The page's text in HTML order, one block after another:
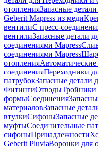
отопленияЗапасные
Geberit Mapress из меди
вентилиС пресс-
вентилиЗапасные детали
соединениями Mapress
соединениями Mapress
отопленияАвтоматические
соединенияПереходники
патрубокЗапасные детали
ФитингиОтводыТройники
формыСоединения
материаловЗапасные
втулкиСифоныЗапасные
муфтыСоединительные
сифоныПринадлежности
Geberit PluviaВоронки для